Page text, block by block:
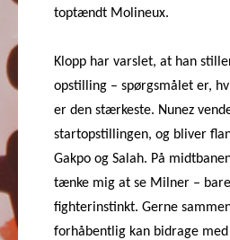
toptændt Molineux.
Klopp har varslet, at han
opstilling – spørgsmålet er,
er den stærkeste. Nunez
startopstillingen, og bliver
Gakpo og Salah. På
tænke mig at se Milner –
fighterinstinkt. Gerne
forhåbentlig kan bidrage